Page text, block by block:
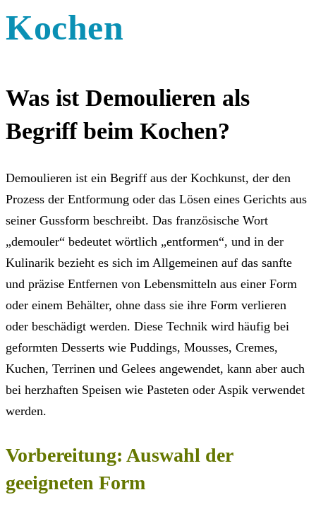
Kochen
Was ist Demoulieren als
Begriff beim Kochen?
Demoulieren ist ein Begriff aus der Kochkunst, der den
Prozess der Entformung oder das Lösen eines Gerichts aus
seiner Gussform beschreibt. Das französische Wort
„demouler“ bedeutet wörtlich „entformen“, und in der
Kulinarik bezieht es sich im Allgemeinen auf das sanfte
und präzise Entfernen von Lebensmitteln aus einer Form
oder einem Behälter, ohne dass sie ihre Form verlieren
oder beschädigt werden. Diese Technik wird häufig bei
geformten Desserts wie Puddings, Mousses, Cremes,
Kuchen, Terrinen und Gelees angewendet, kann aber auch
bei herzhaften Speisen wie Pasteten oder Aspik verwendet
werden.
Vorbereitung: Auswahl der
geeigneten Form